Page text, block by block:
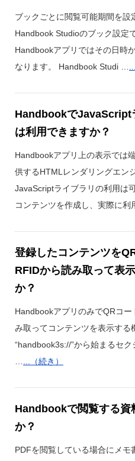
ブックごとに閲覧可能期間を設
Handbook Studioのブック設定
Handbookアプリではその日時
なります。 Handbook Studi …
HandbookでJavaScript
は利用できますか？
Handbookアプリ上の表示では
供するHTMLレンダリングエン
JavaScriptライブラリの利用は
コンテンツを作成し、実際に利
登録したコンテンツを
RFIDから読み取って表
か？
HandbookアプリのみでQRコ
み取ってコンテンツを表示する
“handbook3s://”から始まるセ
...（続き）
Handbookで閲覧する資
か？
PDFを閲覧している場合にメ